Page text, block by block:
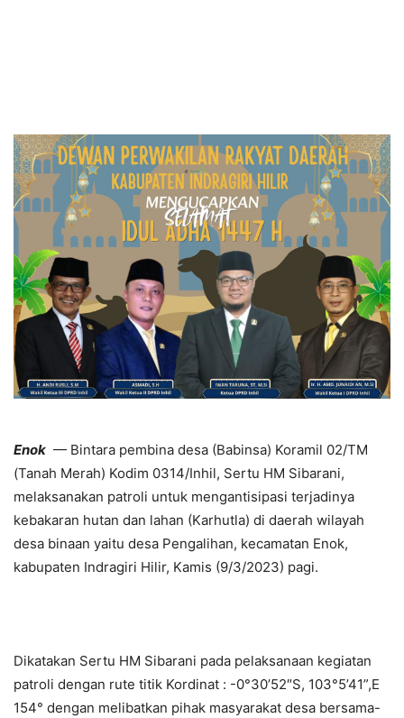
Enok — Bintara pembina desa (Babinsa) Koramil 02/TM
(Tanah Merah) Kodim 0314/Inhil, Sertu HM Sibarani,
melaksanakan patroli untuk mengantisipasi terjadinya
kebakaran hutan dan lahan (Karhutla) di daerah wilayah
desa binaan yaitu desa Pengalihan, kecamatan Enok,
kabupaten Indragiri Hilir, Kamis (9/3/2023) pagi.
Dikatakan Sertu HM Sibarani pada pelaksanaan kegiatan
patroli dengan rute titik Kordinat : -0°30’52″S, 103°5’41”,E
154° dengan melibatkan pihak masyarakat desa bersama-